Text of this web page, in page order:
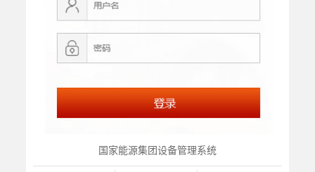
国家能源集团设备管理系统